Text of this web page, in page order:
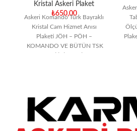
Kristal Askeri Plaket
₺650,00
Askeri Komando Türk Bayraklı
Kristal Cam Hizmet Anısı
Plaketi JÖH – PÖH –
KOMANDO VE BÜTÜN TSK